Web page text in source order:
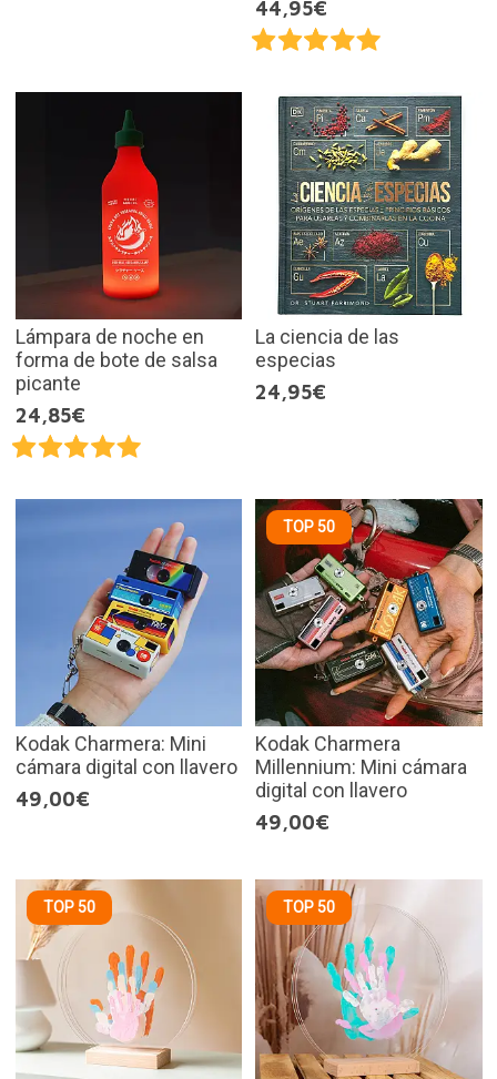
44,95€
Lámpara de noche en
forma de bote de salsa
picante
24,85€
La ciencia de las
especias
24,95€
Kodak Charmera: Mini
cámara digital con llavero
49,00€
TOP 50
Kodak Charmera
Millennium: Mini cámara
digital con llavero
49,00€
TOP 50 TOP 50